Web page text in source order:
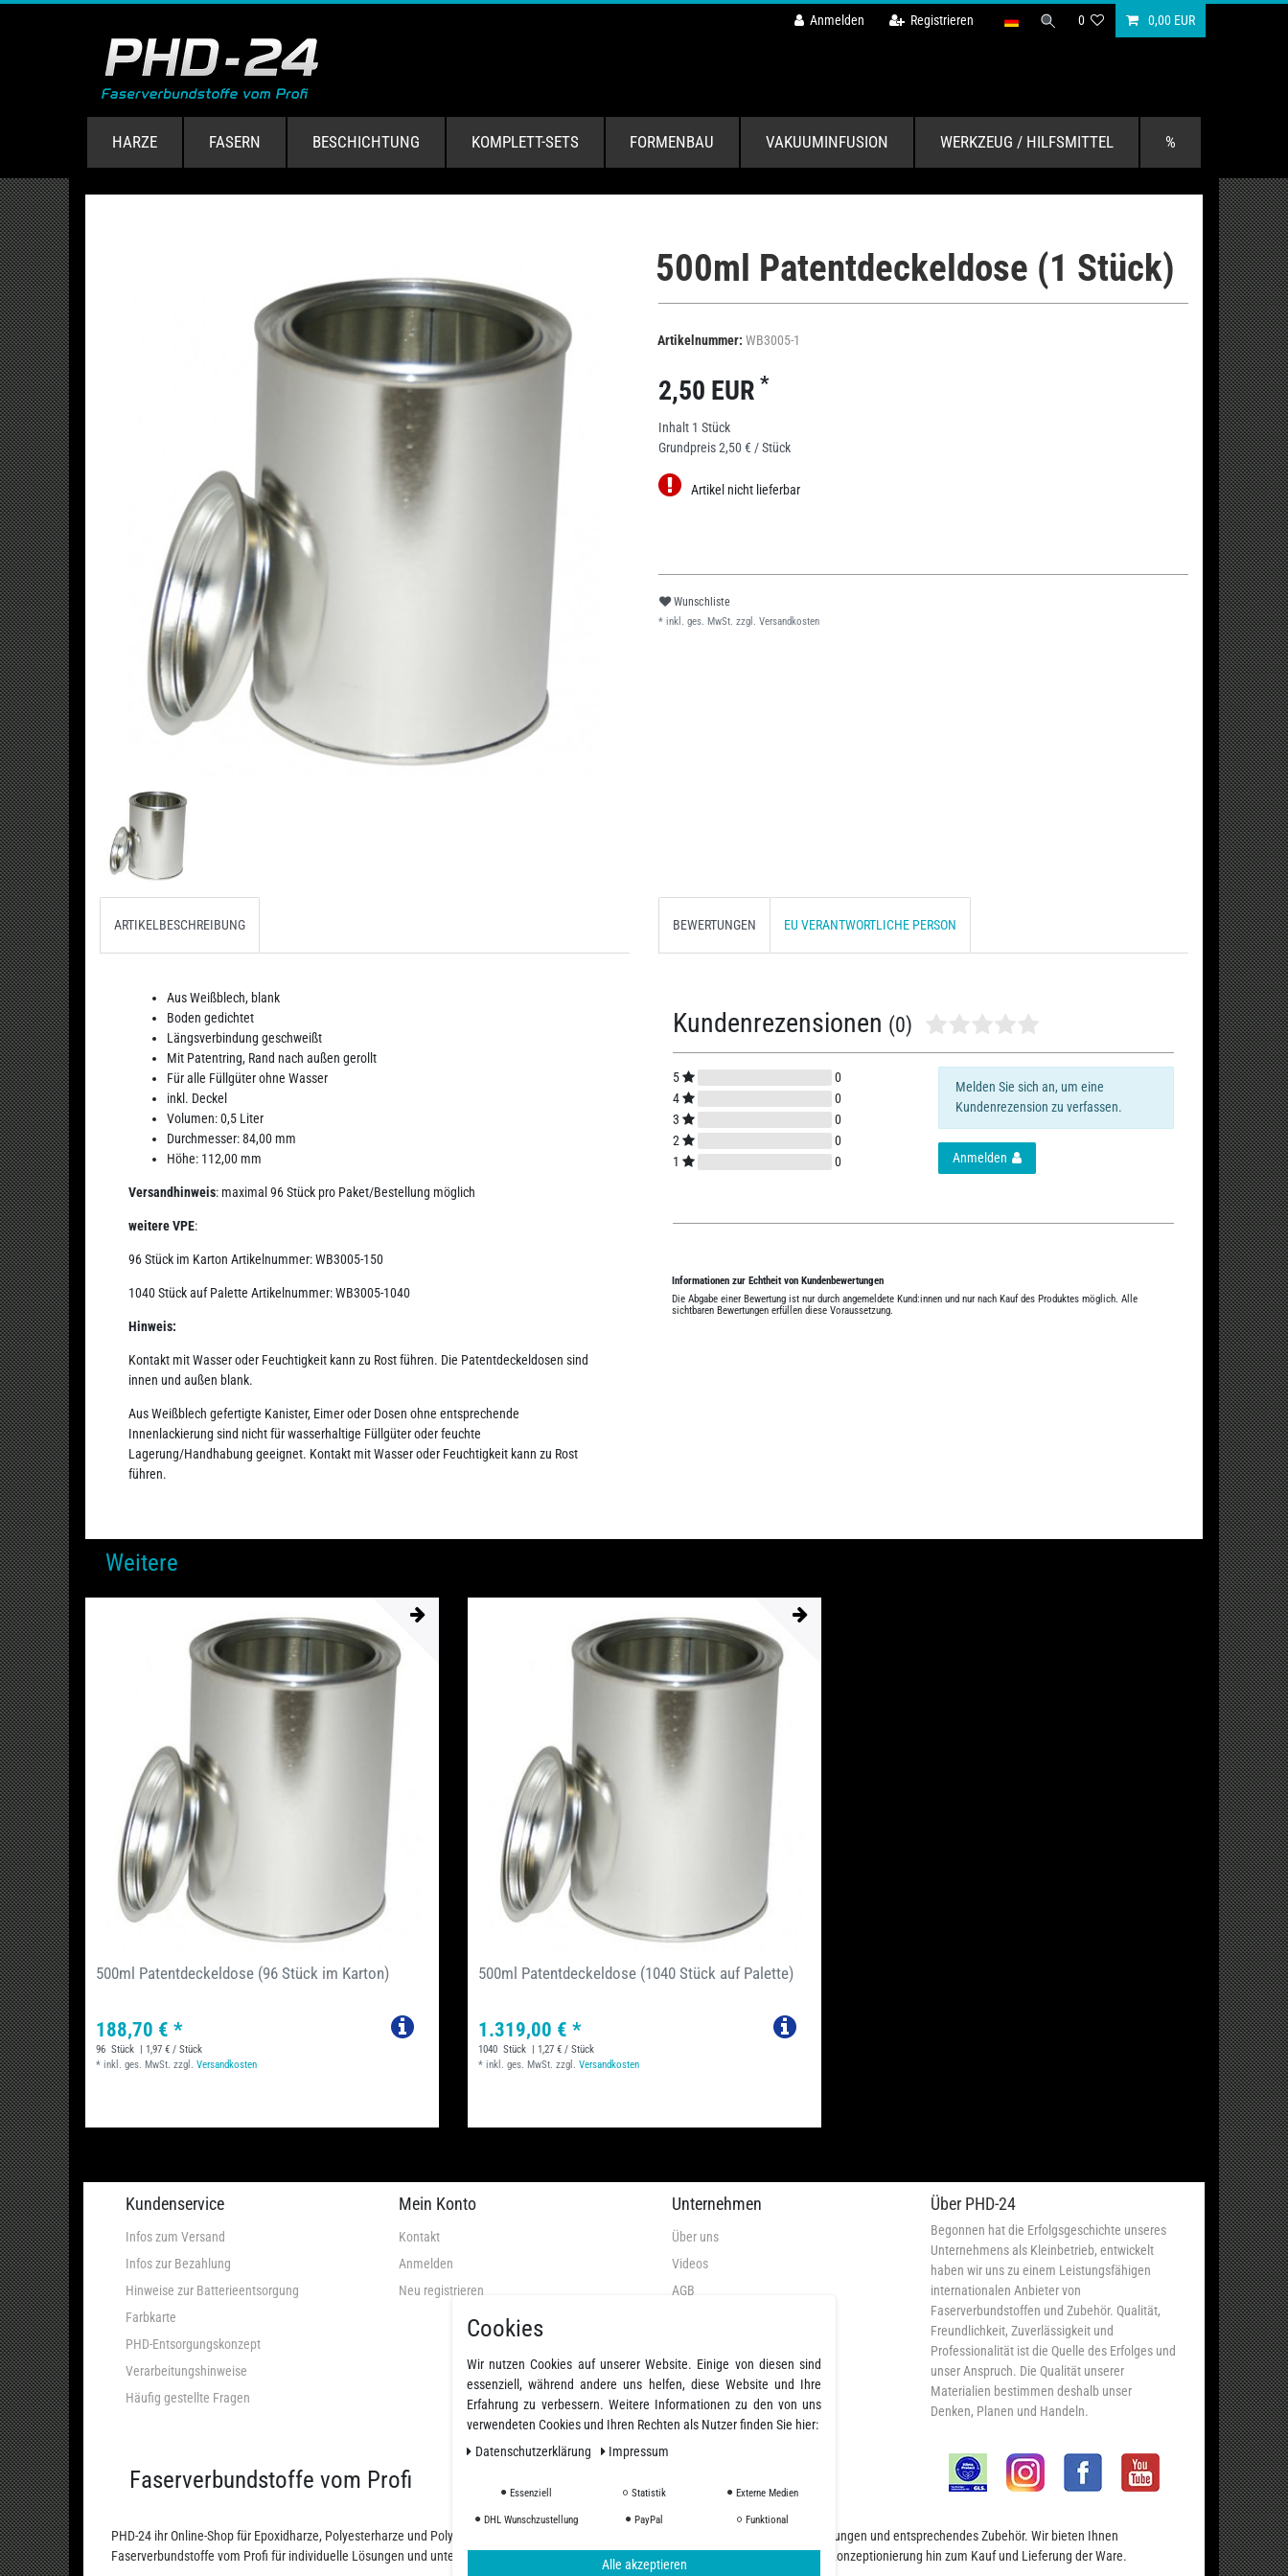
Anmelden Registrieren 0 0,00 EUR
HARZE FASERN BESCHICHTUNG KOMPLETT-SETS FORMENBAU VAKUUMINFUSION WERKZEUG / HILFSMITTEL %
500ml Patentdeckeldose (1 Stück)
Artikelnummer: WB3005-1
2,50 EUR *
Inhalt 1 Stück
Grundpreis2,50 € / Stück
Artikel nicht lieferbar
Wunschliste
* inkl. ges. MwSt. zzgl. Versandkosten
ARTIKELBESCHREIBUNG
Aus Weißblech, blank
Boden gedichtet
Längsverbindung geschweißt
Mit Patentring, Rand nach außen gerollt
Für alle Füllgüter ohne Wasser
inkl. Deckel
Volumen: 0,5 Liter
Durchmesser: 84,00 mm
Höhe: 112,00 mm
Versandhinweis: maximal 96 Stück pro Paket/Bestellung möglich
weitere VPE:
96 Stück im Karton Artikelnummer:WB3005-150
1040 Stück auf Palette Artikelnummer:WB3005-1040
Hinweis:
Kontakt mit Wasser oder Feuchtigkeit kann zu Rost führen. Die Patentdeckeldosen sind
innen und außen blank.
Aus Weißblech gefertigte Kanister, Eimer oder Dosen ohne entsprechende
Innenlackierung sind nicht für wasserhaltige Füllgüter oder feuchte
Lagerung/Handhabung geeignet. Kontakt mit Wasser oder Feuchtigkeit kann zu Rost
führen.
BEWERTUNGEN EU VERANTWORTLICHE PERSON
Kundenrezensionen (0)
5
0
4
0
3
0
2
0
1
0
Melden Sie sich an, um eine
Kundenrezension zu verfassen.
Anmelden
Informationen zur Echtheit von Kundenbewertungen
Die Abgabe einer Bewertung ist nur durch angemeldete Kund:innen und nur nach Kauf des Produktes möglich. Alle
sichtbaren Bewertungen erfüllen diese Voraussetzung.
Weitere
500ml Patentdeckeldose (96 Stück im Karton)
188,70 € *
96 Stück
| 1,97 € / Stück
*inkl. ges. MwSt. zzgl.Versandkosten
500ml Patentdeckeldose (1040 Stück auf Palette)
1.319,00 € *
1040 Stück
| 1,27 € / Stück
*inkl. ges. MwSt. zzgl.Versandkosten
Kundenservice
Infos zum Versand
Infos zur Bezahlung
Hinweise zur Batterieentsorgung
Farbkarte
PHD-Entsorgungskonzept
Verarbeitungshinweise
Häufig gestellte Fragen
Mein Konto
Kontakt
Anmelden
Neu registrieren
Unternehmen
Über uns
Videos
AGB
Widerrufsformular
Impressum
Über PHD-24
Begonnen hat die Erfolgsgeschichte unseres
Unternehmens als Kleinbetrieb, entwickelt
haben wir uns zu einem Leistungsfähigen
internationalen Anbieter von
Faserverbundstoffen und Zubehör. Qualität,
Freundlichkeit, Zuverlässigkeit und
Professionalität ist die Quelle des Erfolges und
unser Anspruch. Die Qualität unserer
Materialien bestimmen deshalb unser
Denken, Planen und Handeln.
Faserverbundstoffe vom Profi
PHD-24 ihr Online-Shop für Epoxidharze, Polyesterharze und Polyurethanharze und einer großen Auswahl an Fasern, Geweben, Beschichtungen und entsprechendes Zubehör. Wir bieten Ihnen
Faserverbundstoffe vom Profi für individuelle Lösungen und unterschiedliche Ansprüche, unser Team begleitet Sie von der Planung und Konzeptionierung hin zum Kauf und Lieferung der Ware.
Cookies
Wir nutzen Cookies auf unserer Website. Einige von diesen sind
essenziell, während andere uns helfen, diese Website und Ihre
Erfahrung zu verbessern. Weitere Informationen zu den von uns
verwendeten Cookies und Ihren Rechten als Nutzer finden Sie hier:
Daten­schutz­erklärung
Impressum
Essenziell Statistik Externe Medien
DHL Wunschzustellung PayPal Funktional
Alle akzeptieren